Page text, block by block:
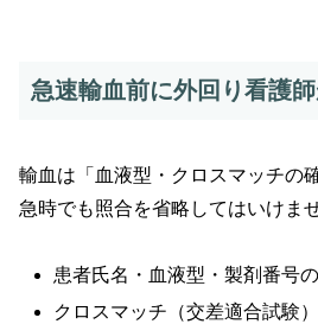
急速輸血前に外回り看護
輸血は「血液型・クロスマッチの
急時でも照合を省略してはいけませ
患者氏名・血液型・製剤番号
クロスマッチ（交差適合試験